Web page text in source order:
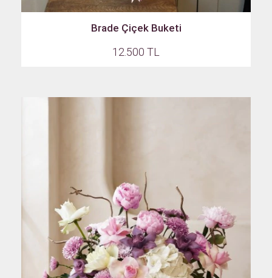
Brade Çiçek Buketi
12.500 TL